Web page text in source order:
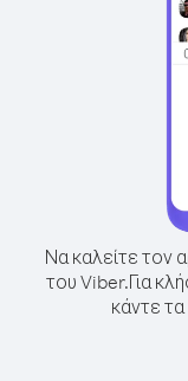
Να καλείτε τον
του Viber.Για
κάντε